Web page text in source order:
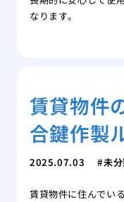
なります。
賃貸物件
合鍵作製
2025.07.03 未
賃貸物件に住んでい